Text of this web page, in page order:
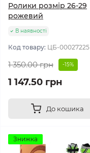
Ролики розмір 26-29
рожевий
В наявності
Код товару: ЦБ-00027225
1 350.00 грн -15%
1 147.50 грн
До кошика
Знижка